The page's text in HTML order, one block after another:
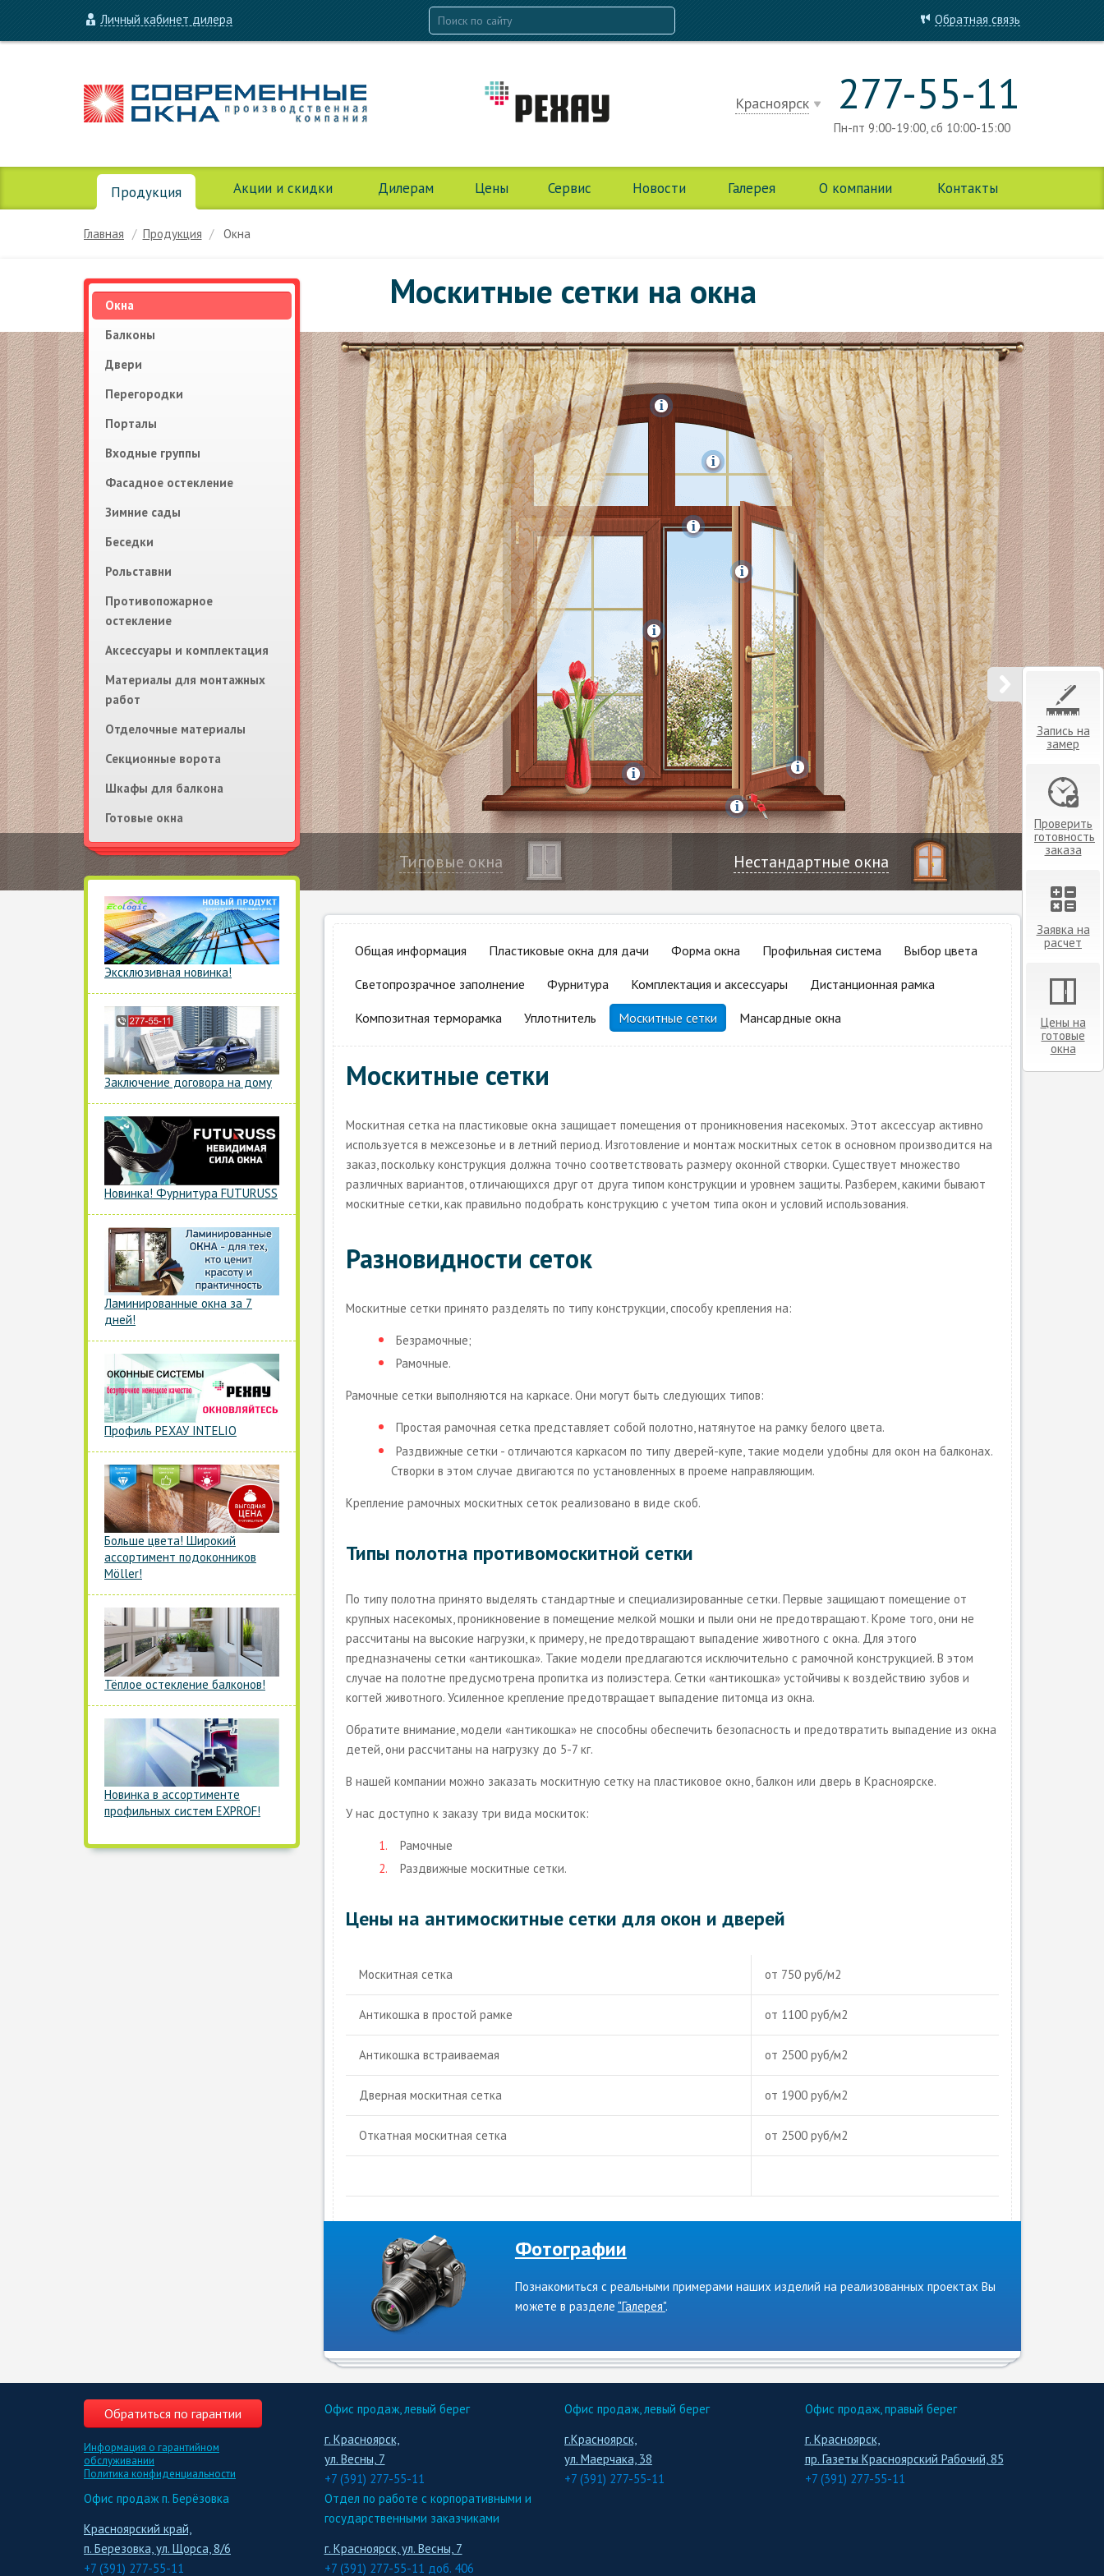
Запись на
замер
Проверить
готовность
заказа
Заявка на
расчет
Цены на
готовые
окна
Личный кабинет дилера Обратная связь
Красноярск 277-55-11
Пн-пт 9:00-19:00, сб 10:00-15:00
Продукция Акции и скидки Дилерам Цены Сервис Новости Галерея О компании Контакты
Главная Продукция Окна
Москитные сетки на окна
Типовыеокна Нестандартные окна
Окна
Балконы
Двери
Перегородки
Порталы
Входные группы
Фасадное остекление
Зимние сады
Беседки
Рольставни
Противопожарное
остекление
Аксессуары и комплектация
Материалы для монтажных
работ
Отделочные материалы
Секционные ворота
Шкафы для балкона
Готовые окна
Эксклюзивная новинка!
Заключение договора на дому
Новинка! Фурнитура FUTURUSS
Ламинированные окна за 7
дней!
Профиль РЕХАУ INTELIO
Больше цвета! Широкий
ассортимент подоконников
Möller!
Тёплое остекление балконов!
Новинка в ассортименте
профильных систем EXPROF!
Общая информация Пластиковые окна для дачи Форма окна Профильная система Выбор цвета
Светопрозрачное заполнение Фурнитура Комплектация и аксессуары Дистанционная рамка
Композитная терморамка Уплотнитель Москитные сетки Мансардные окна
Москитные сетки
Москитная сетка на пластиковые окна защищает помещения от проникновения насекомых. Этот аксессуар активно
используется в межсезонье и в летний период. Изготовление и монтаж москитных сеток в основном производится на
заказ, поскольку конструкция должна точно соответствовать размеру оконной створки. Существует множество
различных вариантов, отличающихся друг от друга типом конструкции и уровнем защиты. Разберем, какими бывают
москитные сетки, как правильно подобрать конструкцию с учетом типа окон и условий использования.
Разновидности сеток
Москитные сетки принято разделять по типу конструкции, способу крепления на:
Безрамочные;
Рамочные.
Рамочные сетки выполняются на каркасе. Они могут быть следующих типов:
Простая рамочная сетка представляет собой полотно, натянутое на рамку белого цвета.
Раздвижные сетки - отличаются каркасом по типу дверей-купе, такие модели удобны для окон на балконах.
Створки в этом случае двигаются по установленных в проеме направляющим.
Крепление рамочных москитных сеток реализовано в виде скоб.
Типы полотна противомоскитной сетки
По типу полотна принято выделять стандартные и специализированные сетки. Первые защищают помещение от
крупных насекомых, проникновение в помещение мелкой мошки и пыли они не предотвращают. Кроме того, они не
рассчитаны на высокие нагрузки, к примеру, не предотвращают выпадение животного с окна. Для этого
предназначены сетки «антикошка». Такие модели предлагаются исключительно с рамочной конструкцией. В этом
случае на полотне предусмотрена пропитка из полиэстера. Сетки «антикошка» устойчивы к воздействию зубов и
когтей животного. Усиленное крепление предотвращает выпадение питомца из окна.
Обратите внимание, модели «антикошка» не способны обеспечить безопасность и предотвратить выпадение из окна
детей, они рассчитаны на нагрузку до 5-7 кг.
В нашей компании можно заказать москитную сетку на пластиковое окно, балкон или дверь в Красноярске.
У нас доступно к заказу три вида москиток:
Рамочные
Раздвижные москитные сетки.
Цены на антимоскитные сетки для окон и дверей
Москитная сетка от 750 руб/м2
Антикошка в простой рамке от 1100 руб/м2
Антикошка встраиваемая от 2500 руб/м2
Дверная москитная сетка от 1900 руб/м2
Откатная москитная сетка от 2500 руб/м2
Фотографии
Познакомиться с реальными примерами наших изделий на реализованных проектах Вы
можете в разделе "Галерея".
Обратиться по гарантии
Информация о гарантийном
обслуживании
Политика конфиденциальности
Офис продаж, левый берег
г. Красноярск,
ул. Весны, 7
+7 (391) 277-55-11
Офис продаж, левый берег
г.Красноярск,
ул. Маерчака, 38
+7 (391) 277-55-11
Офис продаж, правый берег
г. Красноярск,
пр. Газеты Красноярский Рабочий, 85
+7 (391) 277-55-11
Офис продаж п. Берёзовка
Красноярский край,
п. Березовка, ул. Щорса, 8/6
+7 (391) 277-55-11
Отдел по работе с корпоративными и
государственными заказчиками
г. Красноярск, ул. Весны, 7
+7 (391) 277-55-11 доб. 406